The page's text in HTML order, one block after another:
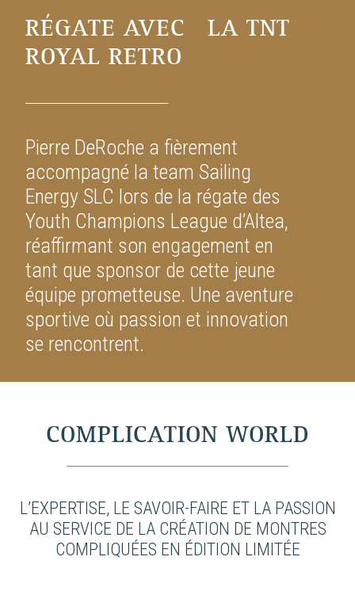
RÉGATE AVEC LA TNT
ROYAL RETRO
Pierre DeRoche a fièrement
accompagné la team Sailing
Energy SLC lors de la régate des
Youth Champions League d’Altea,
réaffirmant son engagement en
tant que sponsor de cette jeune
équipe prometteuse. Une aventure
sportive où passion et innovation
se rencontrent.
COMPLICATION WORLD
L’EXPERTISE, LE SAVOIR-FAIRE ET LA PASSION
AU SERVICE DE LA CRÉATION DE MONTRES
COMPLIQUÉES EN ÉDITION LIMITÉE